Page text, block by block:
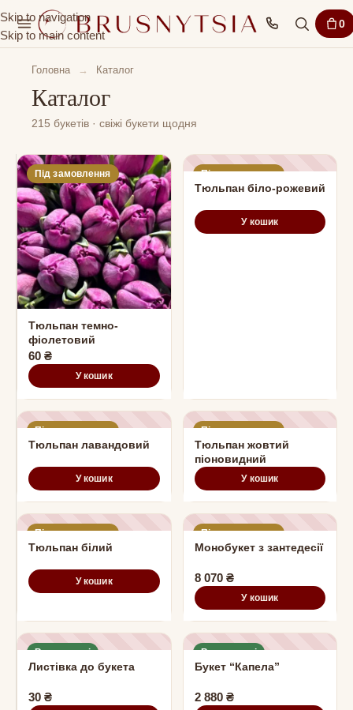
Skip to navigation
Skip to main content
0
Головна → Каталог
Каталог
215 букетів · свіжі букети щодня
Під замовлення
Тюльпан темно-
фіолетовий
60 ₴
У кошик
Під замовлення
Тюльпан біло-рожевий
У кошик
Під замовлення
Тюльпан лавандовий
У кошик
Під замовлення
Тюльпан жовтий
піоновидний
У кошик
Під замовлення
Тюльпан білий
У кошик
Під замовлення
Монобукет з зантедесії
8 070 ₴
У кошик
В наявності
Листівка до букета
30 ₴
В наявності
Букет “Капела”
2 880 ₴